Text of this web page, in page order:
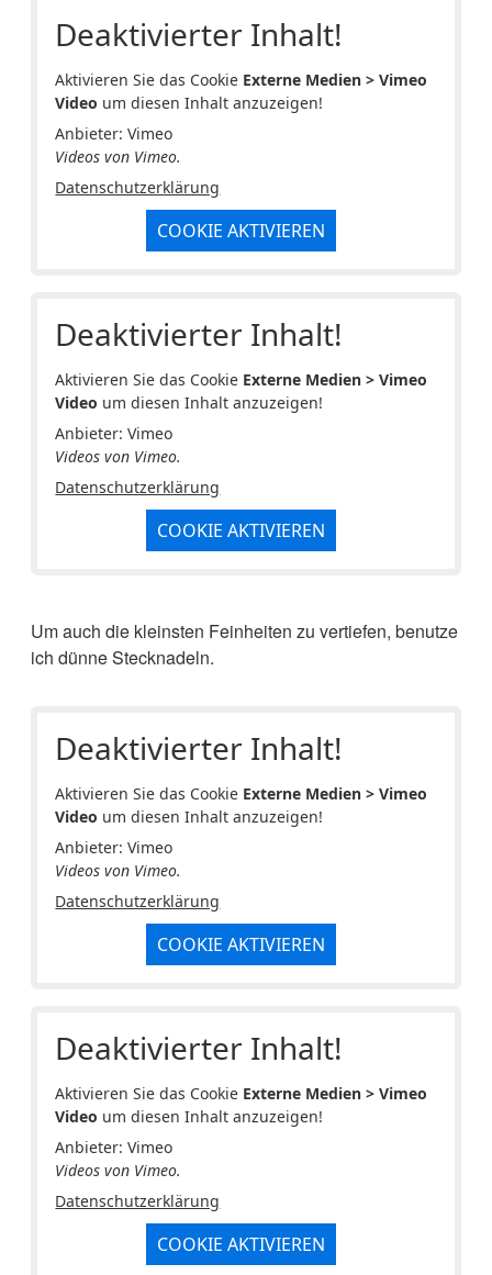
Deaktivierter Inhalt!
Aktivieren Sie das Cookie Externe Medien > Vimeo
Video um diesen Inhalt anzuzeigen!
Anbieter: Vimeo
Videos von Vimeo.
Datenschutzerklärung
COOKIE AKTIVIEREN
Deaktivierter Inhalt!
Aktivieren Sie das Cookie Externe Medien > Vimeo
Video um diesen Inhalt anzuzeigen!
Anbieter: Vimeo
Videos von Vimeo.
Datenschutzerklärung
COOKIE AKTIVIEREN
Um auch die kleinsten Feinheiten zu vertiefen, benutze
ich dünne Stecknadeln.
Deaktivierter Inhalt!
Aktivieren Sie das Cookie Externe Medien > Vimeo
Video um diesen Inhalt anzuzeigen!
Anbieter: Vimeo
Videos von Vimeo.
Datenschutzerklärung
COOKIE AKTIVIEREN
Deaktivierter Inhalt!
Aktivieren Sie das Cookie Externe Medien > Vimeo
Video um diesen Inhalt anzuzeigen!
Anbieter: Vimeo
Videos von Vimeo.
Datenschutzerklärung
COOKIE AKTIVIEREN